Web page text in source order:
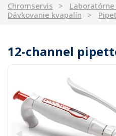
Chromservis
Dávkovanie kvapalín
12-channel